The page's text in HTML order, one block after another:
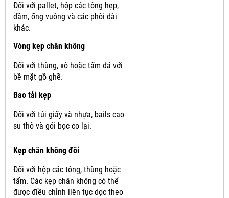
Đối với pallet, hộp các tông hẹp,
dầm, ống vuông và các phôi dài
khác.
Vòng kẹp chân không
Đối với thùng, xô hoặc tấm đá với
bề mặt gồ ghề.
Bao tải kẹp
Đối với túi giấy và nhựa, bails cao
su thô và gói bọc co lại.
Kẹp chân không đôi
Đối với hộp các tông, thùng hoặc
tấm. Các kẹp chân không có thể
được điều chỉnh liên tục dọc theo